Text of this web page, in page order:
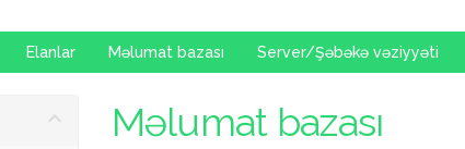
Elanlar Məlumat bazası Server/Şəbəkə vəziyyəti
Məlumat bazası